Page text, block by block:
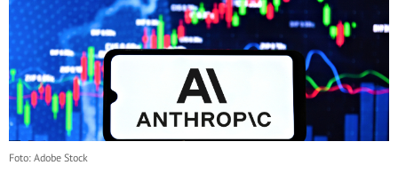
Foto: Adobe Stock